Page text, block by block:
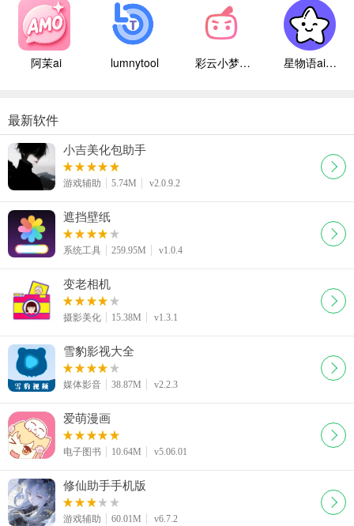
阿茉ai lumnytool 彩云小梦国际版 星物语ai聊天
最新软件
小吉美化包助手
游戏辅助 5.74M v2.0.9.2
遮挡壁纸
系统工具 259.95M v1.0.4
变老相机
摄影美化 15.38M v1.3.1
雪豹影视大全
媒体影音 38.87M v2.2.3
爱萌漫画
电子图书 10.64M v5.06.01
修仙助手手机版
游戏辅助 60.01M v6.7.2